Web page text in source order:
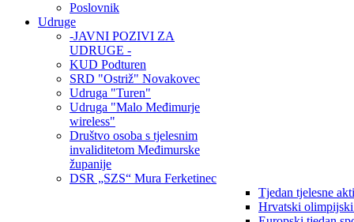
Poslovnik
Udruge
-JAVNI POZIVI ZA
UDRUGE -
KUD Podturen
SRD "Ostriž" Novakovec
Udruga "Turen"
Udruga "Malo Međimurje
wireless"
Društvo osoba s tjelesnim
invaliditetom Međimurske
županije
DSR „SZS“ Mura Ferketinec
Tjedan tjelesne
Hrvatski